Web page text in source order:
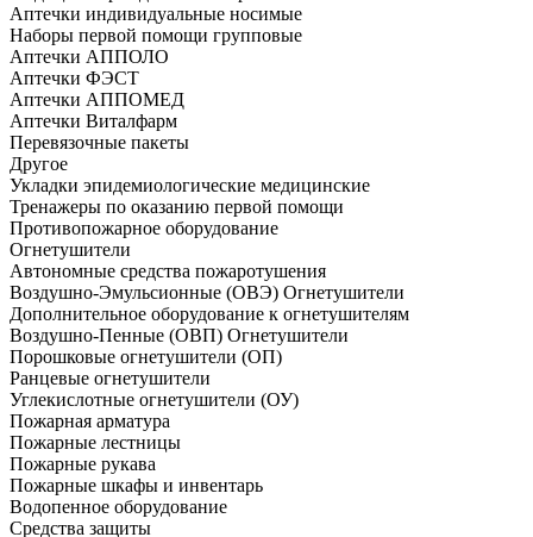
Аптечки индивидуальные носимые
Наборы первой помощи групповые
Аптечки АППОЛО
Аптечки ФЭСТ
Аптечки АППОМЕД
Аптечки Виталфарм
Перевязочные пакеты
Другое
Укладки эпидемиологические медицинские
Тренажеры по оказанию первой помощи
Противопожарное оборудование
Огнетушители
Автономные средства пожаротушения
Воздушно-Эмульсионные (ОВЭ) Огнетушители
Дополнительное оборудование к огнетушителям
Воздушно-Пенные (ОВП) Огнетушители
Порошковые огнетушители (ОП)
Ранцевые огнетушители
Углекислотные огнетушители (ОУ)
Пожарная арматура
Пожарные лестницы
Пожарные рукава
Пожарные шкафы и инвентарь
Водопенное оборудование
Средства защиты